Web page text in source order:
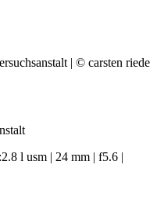
l usm | 24 mm | f5.6 |